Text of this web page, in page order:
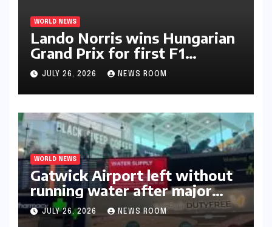
WORLD NEWS
Lando Norris wins Hungarian
Grand Prix for first F1
triumph in 2026​​
JULY 26, 2026 NEWS ROOM
WORLD NEWS
Gatwick Airport left without
running water after major
outage​​
JULY 26, 2026 NEWS ROOM